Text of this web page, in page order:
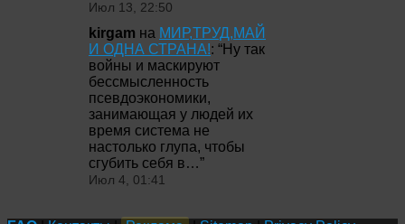
Июл 13, 22:50
kirgam на МИР,ТРУД,МАЙ
И ОДНА СТРАНА!: “Ну так
войны и маскируют
бессмысленность
псевдоэкономики,
занимающая у людей их
время система не
настолько глупа, чтобы
сгубить себя в…”
Июл 4, 01:41